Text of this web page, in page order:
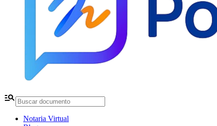
manage_search
Notaria Virtual